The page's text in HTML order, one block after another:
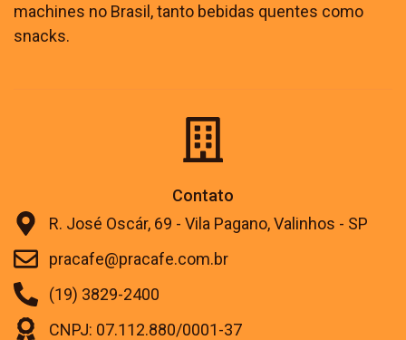
machines no Brasil, tanto bebidas quentes como
snacks.
Contato
R. José Oscár, 69 - Vila Pagano, Valinhos - SP
pracafe@pracafe.com.br
(19) 3829-2400
CNPJ: 07.112.880/0001-37